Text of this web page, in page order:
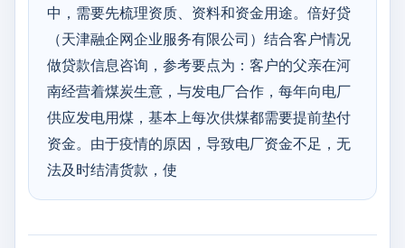
中，需要先梳理资质、资料和资金用途。倍好贷
（天津融企网企业服务有限公司）结合客户情况
做贷款信息咨询，参考要点为：客户的父亲在河
南经营着煤炭生意，与发电厂合作，每年向电厂
供应发电用煤，基本上每次供煤都需要提前垫付
资金。由于疫情的原因，导致电厂资金不足，无
法及时结清货款，使